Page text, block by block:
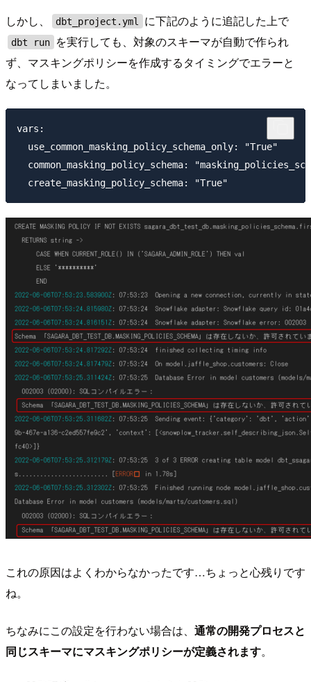
しかし、 dbt_project.yml に下記のように追記した上で
dbt run
を実行しても、対象のスキーマが自動で作られ
ず、マスキングポリシーを作成するタイミングでエラーと
なってしまいました。
vars:
  use_common_masking_policy_schema_only: "True"
common_masking_policy_schema:
これの原因はよくわからなかったです…ちょっと心残りです
ね。
ちなみにこの設定を行わない場合は、 通常の開発プロセスと
同じスキーマにマスキングポリシーが定義されます。